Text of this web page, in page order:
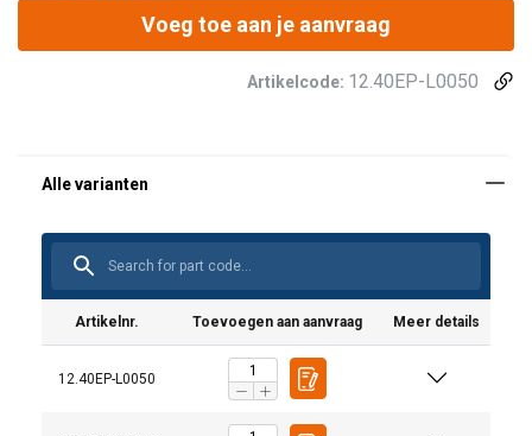
Voeg toe aan je aanvraag
Artikelcode: 12.40EP-L0050
Artikelnr. Toevoegen aan aanvraag Meer details
12.40EP-L0050